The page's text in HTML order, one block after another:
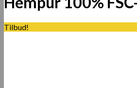
Tilbud!